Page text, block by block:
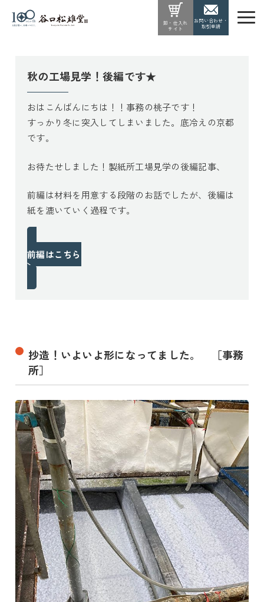
卸・仕入れ
サイト
お問い合わせ・
取引申請
秋の工場見学！後編です★
おはこんばんにちは！！事務の桃子です！
すっかり冬に突入してしまいました。底冷えの京都
です。
お待たせしました！製紙所工場見学の後編記事、
前編は材料を用意する段階のお話でしたが、後編は
紙を漉いていく過程です。
前編はこちら
抄造！いよいよ形になってました。 ［事務
所］